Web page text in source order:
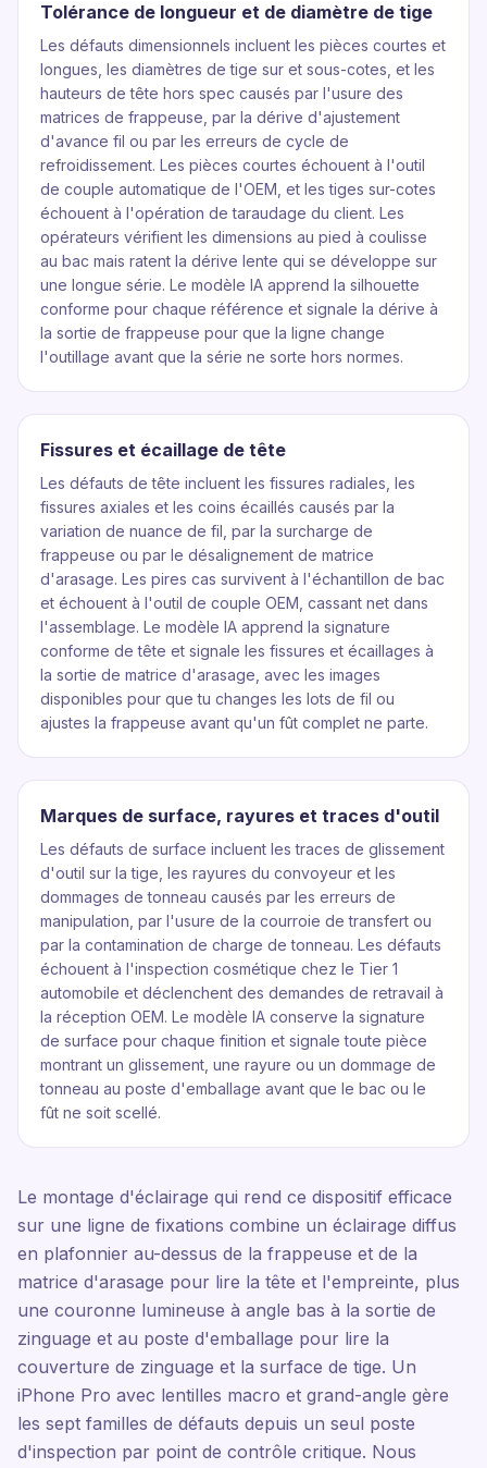
Tolérance de longueur et de diamètre de tige
Les défauts dimensionnels incluent les pièces courtes et
longues, les diamètres de tige sur et sous-cotes, et les
hauteurs de tête hors spec causés par l'usure des
matrices de frappeuse, par la dérive d'ajustement
d'avance fil ou par les erreurs de cycle de
refroidissement. Les pièces courtes échouent à l'outil
de couple automatique de l'OEM, et les tiges sur-cotes
échouent à l'opération de taraudage du client. Les
opérateurs vérifient les dimensions au pied à coulisse
au bac mais ratent la dérive lente qui se développe sur
une longue série. Le modèle IA apprend la silhouette
conforme pour chaque référence et signale la dérive à
la sortie de frappeuse pour que la ligne change
l'outillage avant que la série ne sorte hors normes.
Fissures et écaillage de tête
Les défauts de tête incluent les fissures radiales, les
fissures axiales et les coins écaillés causés par la
variation de nuance de fil, par la surcharge de
frappeuse ou par le désalignement de matrice
d'arasage. Les pires cas survivent à l'échantillon de bac
et échouent à l'outil de couple OEM, cassant net dans
l'assemblage. Le modèle IA apprend la signature
conforme de tête et signale les fissures et écaillages à
la sortie de matrice d'arasage, avec les images
disponibles pour que tu changes les lots de fil ou
ajustes la frappeuse avant qu'un fût complet ne parte.
Marques de surface, rayures et traces d'outil
Les défauts de surface incluent les traces de glissement
d'outil sur la tige, les rayures du convoyeur et les
dommages de tonneau causés par les erreurs de
manipulation, par l'usure de la courroie de transfert ou
par la contamination de charge de tonneau. Les défauts
échouent à l'inspection cosmétique chez le Tier 1
automobile et déclenchent des demandes de retravail à
la réception OEM. Le modèle IA conserve la signature
de surface pour chaque finition et signale toute pièce
montrant un glissement, une rayure ou un dommage de
tonneau au poste d'emballage avant que le bac ou le
fût ne soit scellé.
Le montage d'éclairage qui rend ce dispositif efficace
sur une ligne de fixations combine un éclairage diffus
en plafonnier au-dessus de la frappeuse et de la
matrice d'arasage pour lire la tête et l'empreinte, plus
une couronne lumineuse à angle bas à la sortie de
zinguage et au poste d'emballage pour lire la
couverture de zinguage et la surface de tige. Un
iPhone Pro avec lentilles macro et grand-angle gère
les sept familles de défauts depuis un seul poste
d'inspection par point de contrôle critique. Nous